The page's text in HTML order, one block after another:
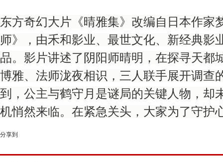
东方奇幻大片《晴雅集》改编自日本作家
师》，由禾和影业、最世文化、新经典影
品。影片讲述了阴阳师晴明，在探寻天都
博雅、法师泷夜相识，三人联手展开调查
到，公主与鹤守月是谜局的关键人物，却
机悄然来临。在紧急关头，大家为了守护
分享到